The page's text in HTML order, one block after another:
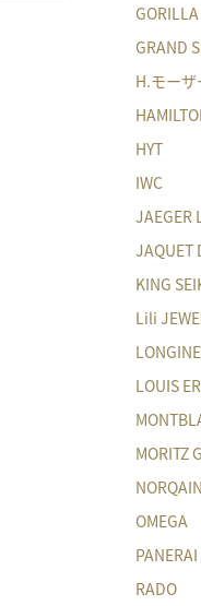
GORILLA
GRAND
H.モーザ
HYT
IWC
JAEGER
JAQUET
KING
Lili
LOUIS
MORITZ
NORQAIN
OMEGA
PANERAI
RADO